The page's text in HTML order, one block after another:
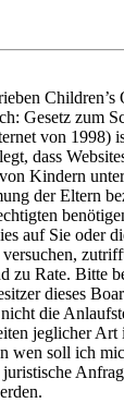
Gesetz zum
von 1998)
dass
Kindern
der Eltern
auf Sie oder
zu Rate. Bitte
dieses
die
jeglicher Art
wen soll ich